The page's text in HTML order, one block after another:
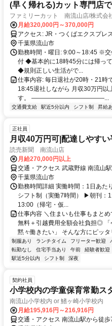
(早く帰れる)カット専門店
ファミリーカット 南流山店/株式会
月給320,000円～370,000円
アクセス: JR・つくばエク
千葉県流山市
勤務時間・曜日: 9:00～18:45 ※
付 ◆基本的に18時45分には帰っ
◆規則正しい生活がで...
仕事内容: 毎日退社が20時・21時
18:45退社しながら 月収30万円以
す。 ――――――――――――...
交通費支給 駅近5分以内 シフト制 昇給
正社員
月収40万円可|配達しやす
読売新聞 南流山店
月給270,000円以上
交通・アクセス 武蔵野線 南流山
千葉県流山市
勤務時間詳細 実働時間：1日あた
シフト制（実働7時間） ▶朝刊：
13:00（帰宅・仮...
仕事内容 ＼住まいも仕事もまと
無料＋引越費用全額会社負担◎
黙々働きたい」 そんな方にピッタ
制服あり ランチタイム フリーター歓迎
転勤なし
住宅手当あり 午前 経験者歓迎
駅近5分以内
シフト制 深夜
契約社員
小学校内の学童保育常勤ス
南流山小学校内 or 鰭ヶ崎小学校内
月給195,916円～216,916円
交通・アクセス 南流山駅から徒